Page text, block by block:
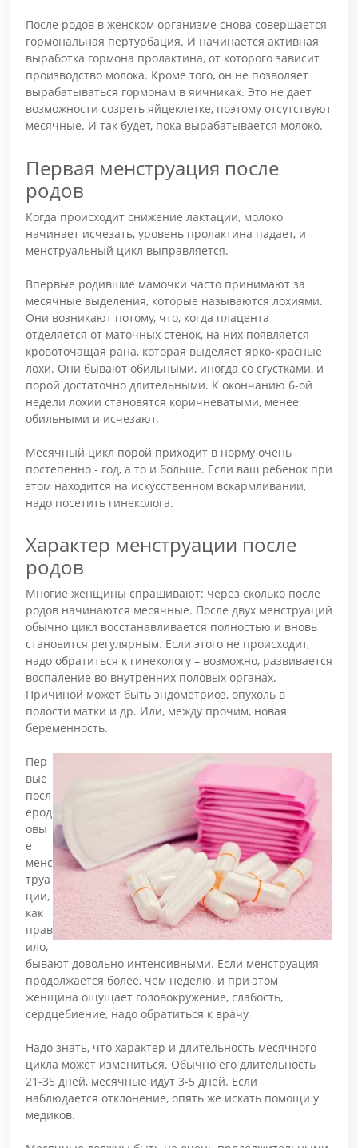
После родов в женском организме снова совершается
гормональная пертурбация. И начинается активная
выработка гормона пролактина, от которого зависит
производство молока. Кроме того, он не позволяет
вырабатываться гормонам в яичниках. Это не дает
возможности созреть яйцеклетке, поэтому отсутствуют
месячные. И так будет, пока вырабатывается молоко.
Первая менструация после
родов
Когда происходит снижение лактации, молоко
начинает исчезать, уровень пролактина падает, и
менструальный цикл выправляется.
Впервые родившие мамочки часто принимают за
месячные выделения, которые называются лохиями.
Они возникают потому, что, когда плацента
отделяется от маточных стенок, на них появляется
кровоточащая рана, которая выделяет ярко-красные
лохи. Они бывают обильными, иногда со сгустками, и
порой достаточно длительными. К окончанию 6-ой
недели лохии становятся коричневатыми, менее
обильными и исчезают.
Месячный цикл порой приходит в норму очень
постепенно - год, а то и больше. Если ваш ребенок при
этом находится на искусственном вскармливании,
надо посетить гинеколога.
Характер менструации после
родов
Многие женщины спрашивают: через сколько после
родов начинаются месячные. После двух менструаций
обычно цикл восстанавливается полностью и вновь
становится регулярным. Если этого не происходит,
надо обратиться к гинекологу – возможно, развивается
воспаление во внутренних половых органах.
Причиной может быть эндометриоз, опухоль в
полости матки и др. Или, между прочим, новая
беременность.
Пер
вые
посл
ерод
овы
е
менс
труа
ции,
как
прав
ило,
бывают довольно интенсивными. Если менструация
продолжается более, чем неделю, и при этом
женщина ощущает головокружение, слабость,
сердцебиение, надо обратиться к врачу.
Надо знать, что характер и длительность месячного
цикла может измениться. Обычно его длительность
21-35 дней, месячные идут 3-5 дней. Если
наблюдается отклонение, опять же искать помощи у
медиков.